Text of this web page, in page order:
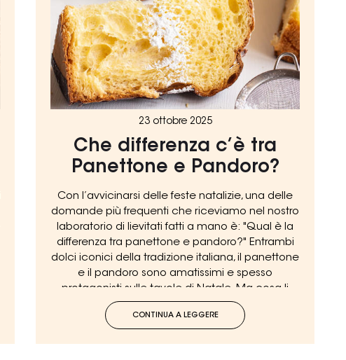
23 ottobre 2025
Che differenza c’è tra
Panettone e Pandoro?
Con l’avvicinarsi delle feste natalizie, una delle
domande più frequenti che riceviamo nel nostro
laboratorio di lievitati fatti a mano è: "Qual è la
differenza tra panettone e pandoro?" Entrambi
dolci iconici della tradizione italiana, il panettone
e il pandoro sono amatissimi e spesso
protagonisti sulle tavole di Natale. Ma cosa li
rende così diversi, pur condividendo la stessa
fama?
CONTINUA A LEGGERE